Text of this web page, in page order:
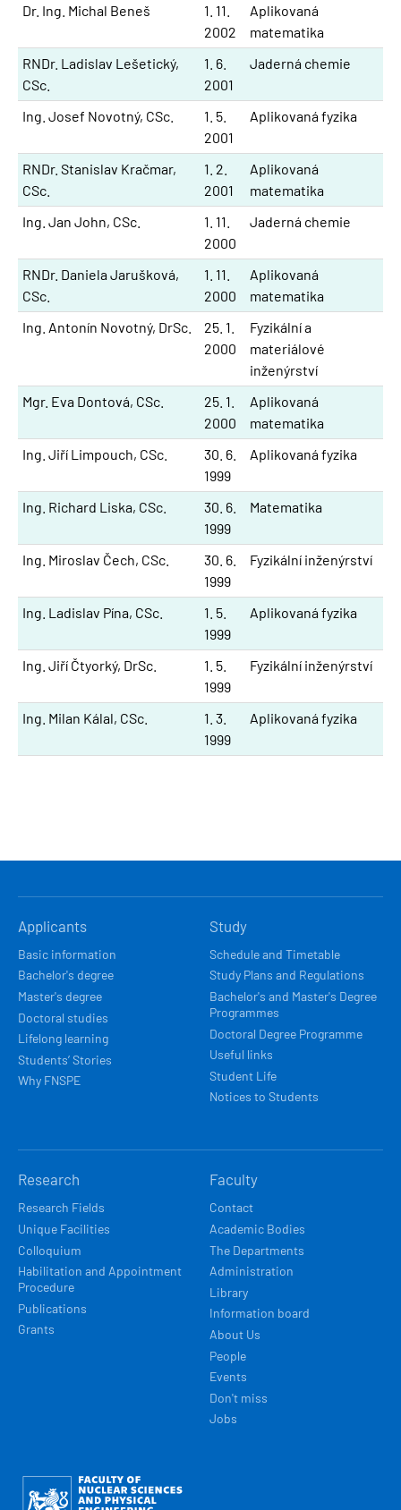
Dr. Ing. Michal Beneš
1. 11.
2002
Aplikovaná
matematika
RNDr. Ladislav Lešetický,
CSc.
1. 6.
2001
Jaderná chemie
Ing. Josef Novotný, CSc.
1. 5.
2001
Aplikovaná fyzika
RNDr. Stanislav Kračmar,
CSc.
1. 2.
2001
Aplikovaná
matematika
Ing. Jan John, CSc.
1. 11.
2000
Jaderná chemie
RNDr. Daniela Jarušková,
CSc.
1. 11.
2000
Aplikovaná
matematika
Ing. Antonín Novotný, DrSc.
25. 1.
2000
Fyzikální a
materiálové
inženýrství
Mgr. Eva Dontová, CSc.
25. 1.
2000
Aplikovaná
matematika
Ing. Jiří Limpouch, CSc.
30. 6.
1999
Aplikovaná fyzika
Ing. Richard Liska, CSc.
30. 6.
1999
Matematika
Ing. Miroslav Čech, CSc.
30. 6.
1999
Fyzikální inženýrství
Ing. Ladislav Pína, CSc.
1. 5.
1999
Aplikovaná fyzika
Ing. Jiří Čtyorký, DrSc.
1. 5.
1999
Fyzikální inženýrství
Ing. Milan Kálal, CSc.
1. 3.
1999
Aplikovaná fyzika
NAVIGACE
Applicants
Basic information
Bachelor's degree
Master's degree
Doctoral studies
Lifelong learning
Students’ Stories
Why FNSPE
Study
Schedule and Timetable
Study Plans and Regulations
Bachelor's and Master's Degree
Programmes
Doctoral Degree Programme
Useful links
Student Life
Notices to Students
Research
Research Fields
Unique Facilities
Colloquium
Habilitation and Appointment
Procedure
Publications
Grants
Faculty
Contact
Academic Bodies
The Departments
Administration
Library
Information board
About Us
People
Events
Don't miss
Jobs
Obrázek